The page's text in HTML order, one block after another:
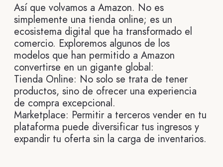
Así que volvamos a Amazon. No es
simplemente una tienda online; es un
ecosistema digital que ha transformado el
comercio. Exploremos algunos de los
modelos que han permitido a Amazon
convertirse en un gigante global:
Tienda Online: No solo se trata de tener
productos, sino de ofrecer una experiencia
de compra excepcional.
Marketplace: Permitir a terceros vender en tu
plataforma puede diversificar tus ingresos y
expandir tu oferta sin la carga de inventarios.